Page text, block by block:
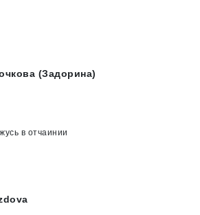
(Задорина)
в отчаинии